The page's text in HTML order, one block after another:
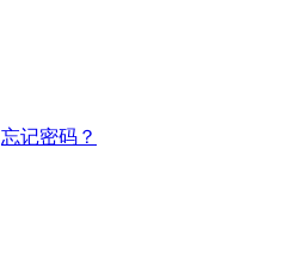
忘记密码？